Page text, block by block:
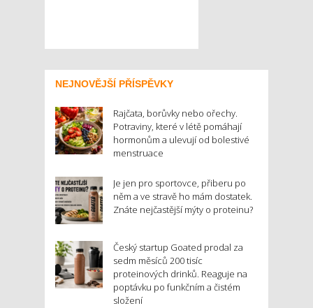
NEJNOVĚJŠÍ PŘÍSPĚVKY
Rajčata, borůvky nebo ořechy.
Potraviny, které v létě pomáhají
hormonům a ulevují od bolestivé
menstruace
Je jen pro sportovce, přiberu po
něm a ve stravě ho mám dostatek.
Znáte nejčastější mýty o proteinu?
Český startup Goated prodal za
sedm měsíců 200 tisíc
proteinových drinků. Reaguje na
poptávku po funkčním a čistém
složení